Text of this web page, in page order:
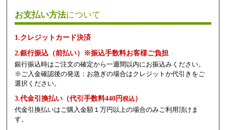
お支払い方法について
1.クレジットカード決済
2.銀行振込（前払い）※振込手数料お客様ご負担
銀行振込時はご注文の確定から一週間以内にお振込みください。
※ご入金確認後の発送：お急ぎの場合はクレジットか代引きをご
選択ください。
3.代金引換払い（代引手数料440円税込）
代金引換払いはご購入金額１万円以上の場合のみご利用頂けま
す。